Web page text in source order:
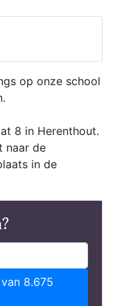
op onze school
8 in Herenthout.
naar de
in de
8.675